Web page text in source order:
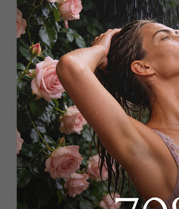
Лиф push-up
8 000₽ 5 400 ₽
Выбрать размер